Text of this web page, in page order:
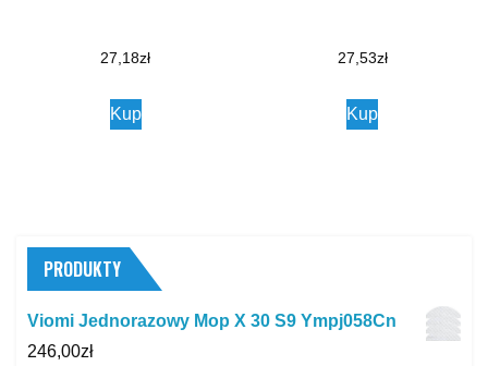
27,18zł
Kup
27,53zł
Kup
PRODUKTY
Viomi Jednorazowy Mop X 30 S9 Ympj058Cn
246,00zł